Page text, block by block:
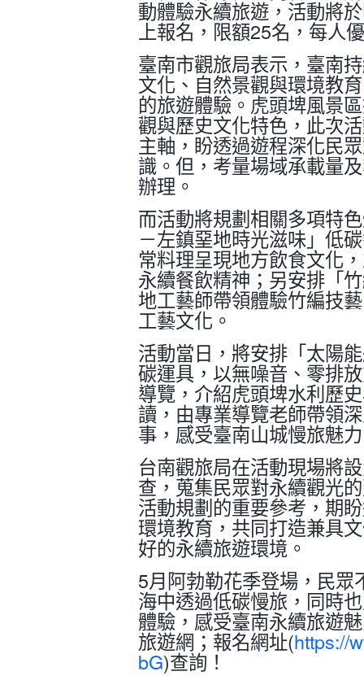
動體驗永續旅遊，活動將
上報名，限額25名，每人
臺南市觀旅局表示，臺南
文化、自然景觀與環境教
的旅遊體驗。虎頭埤風景
觀與歷史文化特色，此次
主軸，盼透過遊程深化民
識。但，考量場域承載量
辦理。
而活動將規劃相關多項特
－左鎮堊地時光滋味」低
常料理呈現地方飲食文化
永續餐飲精神；另安排「
地工藝師帶領體驗竹編技
工藝文化。
活動當日，將安排「太陽
碳運具，以無噪音、零排
導覽，介紹虎頭埤水利歷
讀，由專業導覽老師帶領
事，感受臺南山城慢旅魅
台南觀旅局在活動現場將
查，蒐集民眾對永續觀光
活動規劃的重要參考，期
環境教育，共同打造兼具
好的永續旅遊環境。
5月阿勃勒花季登場，民
海中透過低碳慢旅，同時
體驗，感受臺南永續旅遊
旅遊網；報名網址(https://
bG)查詢！